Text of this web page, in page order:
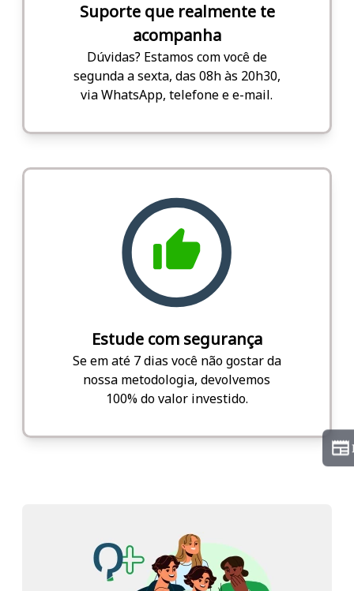
Suporte que realmente te
acompanha
Dúvidas? Estamos com você de
segunda a sexta, das 08h às 20h30,
via WhatsApp, telefone e e-mail.
Estude com segurança
Se em até 7 dias você não gostar da
nossa metodologia, devolvemos
100% do valor investido.